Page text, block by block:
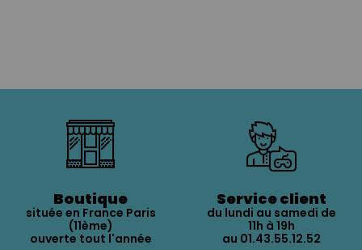
Boutique
située en France Paris
(11ème)
ouverte tout l'année
Service client
du lundi au samedi de
11h à 19h
au 01.43.55.12.52